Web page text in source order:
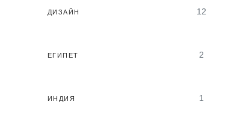
ДИЗАЙН 12
ЕГИПЕТ 2
ИНДИЯ 1